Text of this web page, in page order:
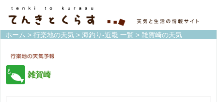
ホーム > 行楽地の天気 > 海釣り-近畿 一覧 > 雑賀崎の天気
雑賀崎